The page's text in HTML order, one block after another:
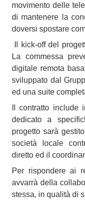
movimento delle
di mantenere la
doversi spostare
Il kick-off del
La commessa
digitale remota
sviluppato dal
ed una suite
Il contratto
dedicato a
progetto sarà
società locale
diretto ed il
Per rispondere ai
avvarrà della
stessa, in qualità di